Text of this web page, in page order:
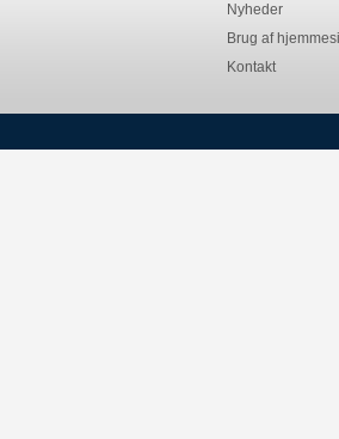
Nyheder
Brug af
Kontakt